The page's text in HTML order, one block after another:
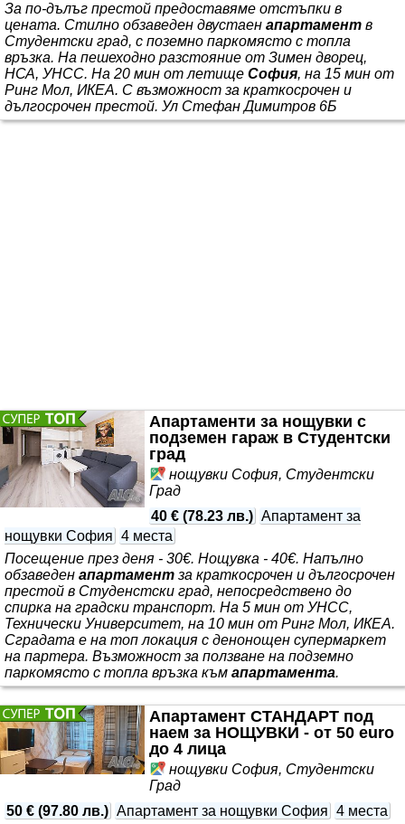
За по-дълъг престой предоставяме отстъпки в
цената. Стилно обзаведен двустаен апартамент в
Студентски град, с поземно паркомясто с топла
връзка. На пешеходно разстояние от Зимен дворец,
НСА, УНСС. На 20 мин от летище София, на 15 мин от
Ринг Мол, ИКЕА. С възможност за краткосрочен и
дългосрочен престой. Ул Стефан Димитров 6Б
Апартаменти за нощувки с
подземен гараж в Студентски
град
нощувки София, Студентски
Град
40 € (78.23 лв.) Апартамент за
нощувки София 4 места
Посещение през деня - 30€. Нощувка - 40€. Напълно
обзаведен апартамент за краткосрочен и дългосрочен
престой в Студенстски град, непосредствено до
спирка на градски транспорт. На 5 мин от УНСС,
Технически Университет, на 10 мин от Ринг Мол, ИКЕА.
Сградата е на топ локация с денонощен супермаркет
на партера. Възможност за ползване на подземно
паркомясто с топла връзка към апартамента.
Апартамент СТАНДАРТ под
наем за НОЩУВКИ - от 50 euro
до 4 лица
нощувки София, Студентски
Град
50 € (97.80 лв.) Апартамент за нощувки София 4 места